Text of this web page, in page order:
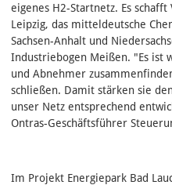
eigenes H2-Startnetz. Es
Leipzig, das mitteldeutsche
Sachsen-Anhalt und
Industriebogen Meißen. "Es ist
und Abnehmer
schließen. Damit stärken sie
unser Netz entsprechend
Ontras-Geschäftsführer
Im Projekt Energiepark Bad